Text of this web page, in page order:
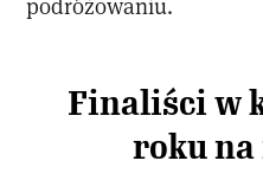
Finaliści w
roku na